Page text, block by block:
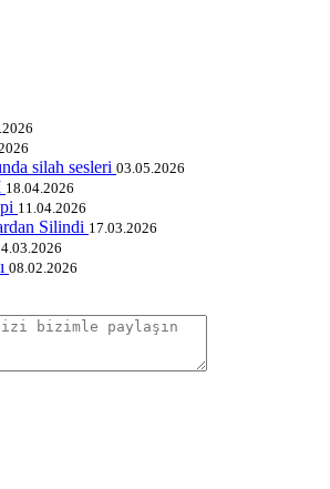
silah sesleri 03.05.2026
18.04.2026
11.04.2026
Silindi 17.03.2026
08.02.2026